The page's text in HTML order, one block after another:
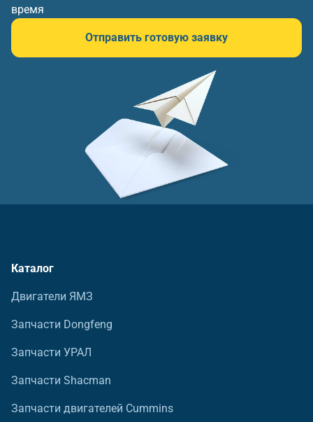
время
Отправить готовую заявку
Каталог
Двигатели ЯМЗ
Запчасти Dongfeng
Запчасти УРАЛ
Запчасти Shacman
Запчасти двигателей Cummins